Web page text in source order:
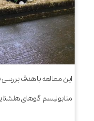
این مطالعه با هدف بررسی
متابولیسم گاوهای